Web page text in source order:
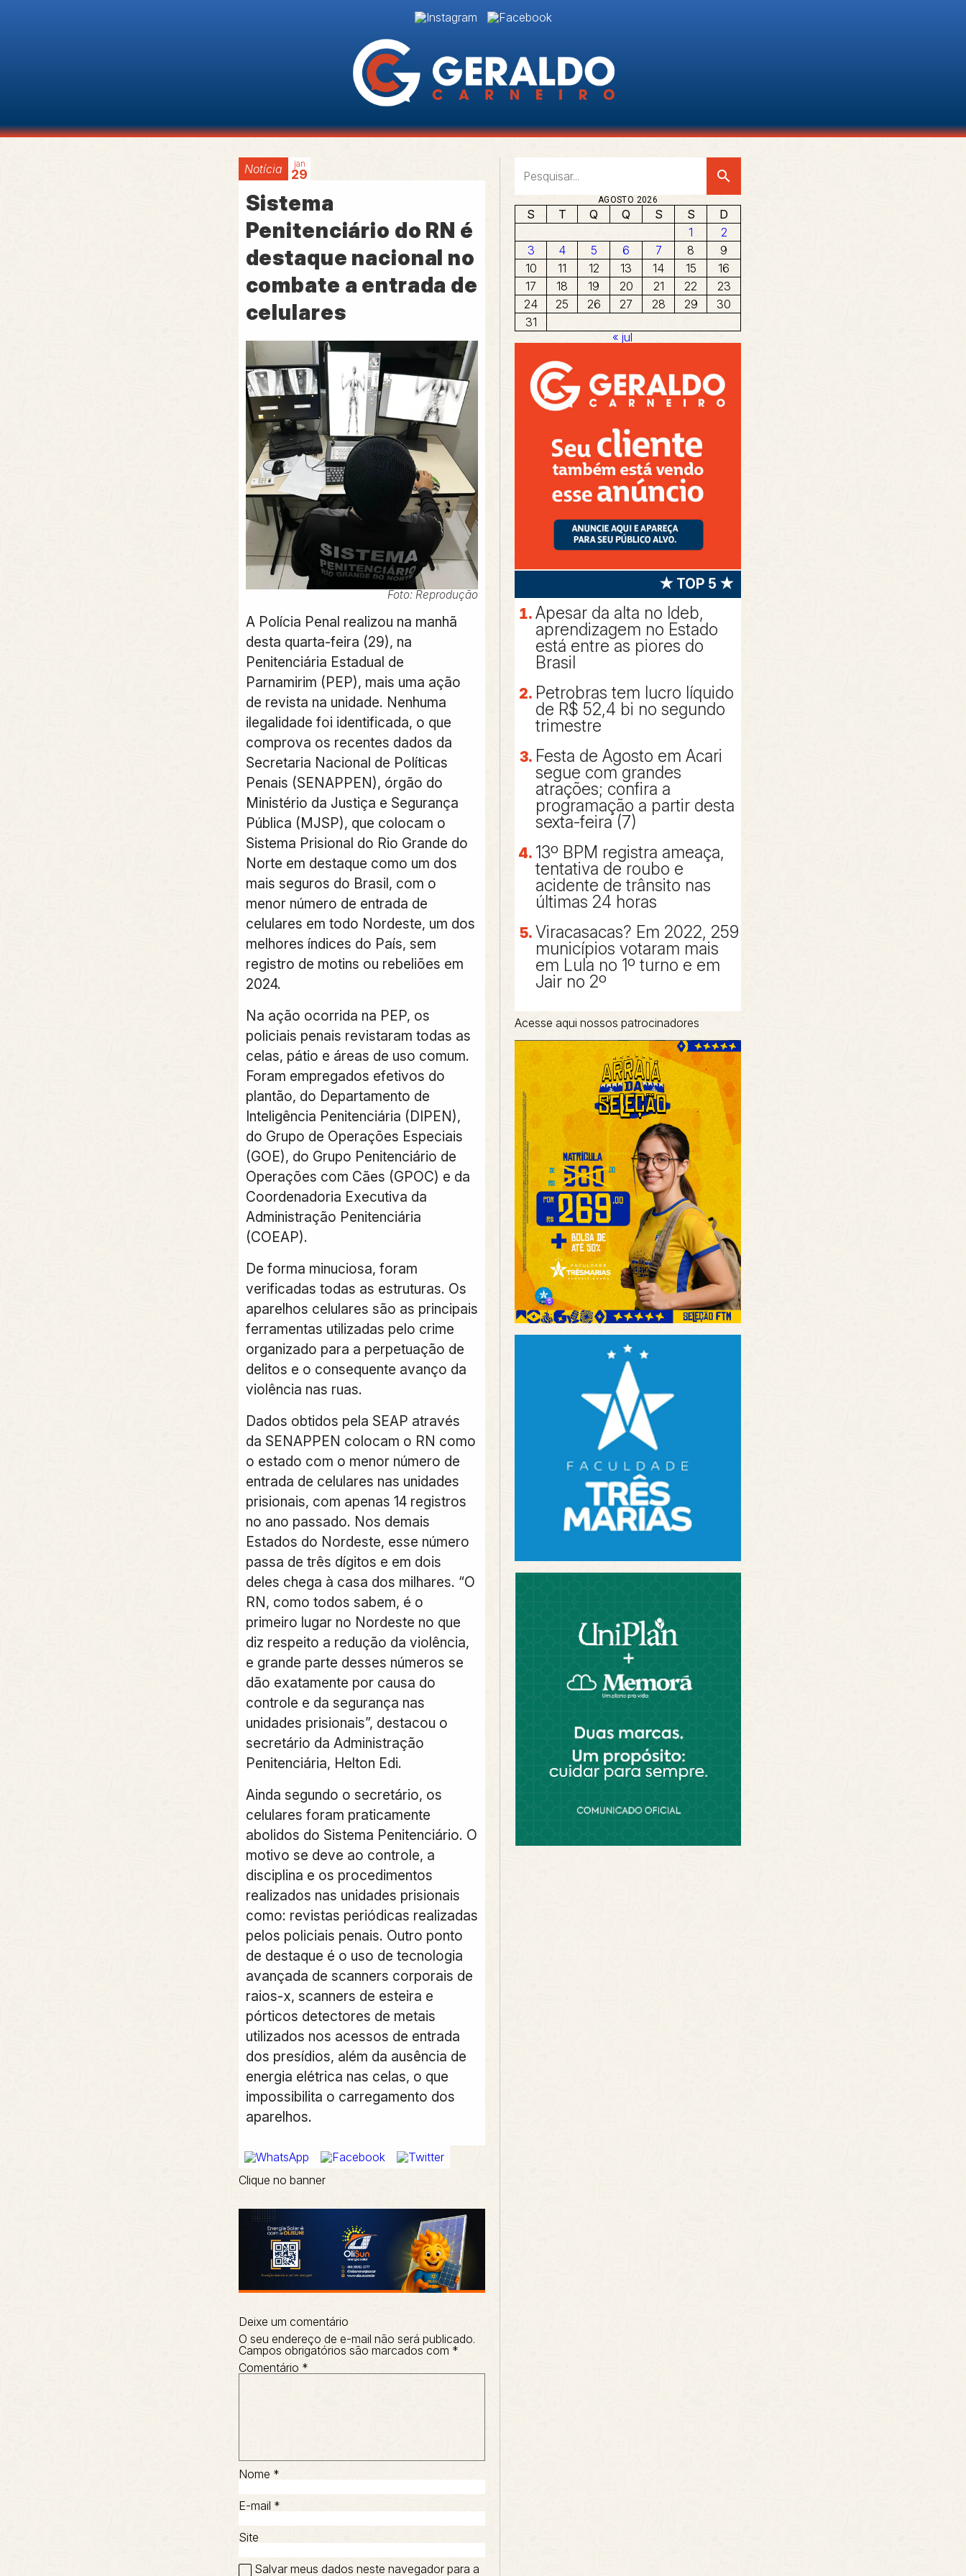
Notícia 29
jan
Sistema
Penitenciário do RN é
destaque nacional no
combate a entrada de
celulares
Foto: Reprodução
A Polícia Penal realizou na manhã
desta quarta-feira (29), na
Penitenciária Estadual de
Parnamirim (PEP), mais uma ação
de revista na unidade. Nenhuma
ilegalidade foi identificada, o que
comprova os recentes dados da
Secretaria Nacional de Políticas
Penais (SENAPPEN), órgão do
Ministério da Justiça e Segurança
Pública (MJSP), que colocam o
Sistema Prisional do Rio Grande do
Norte em destaque como um dos
mais seguros do Brasil, com o
menor número de entrada de
celulares em todo Nordeste, um dos
melhores índices do País, sem
registro de motins ou rebeliões em
2024.
Na ação ocorrida na PEP, os
policiais penais revistaram todas as
celas, pátio e áreas de uso comum.
Foram empregados efetivos do
plantão, do Departamento de
Inteligência Penitenciária (DIPEN),
do Grupo de Operações Especiais
(GOE), do Grupo Penitenciário de
Operações com Cães (GPOC) e da
Coordenadoria Executiva da
Administração Penitenciária
(COEAP).
De forma minuciosa, foram
verificadas todas as estruturas. Os
aparelhos celulares são as principais
ferramentas utilizadas pelo crime
organizado para a perpetuação de
delitos e o consequente avanço da
violência nas ruas.
Dados obtidos pela SEAP através
da SENAPPEN colocam o RN como
o estado com o menor número de
entrada de celulares nas unidades
prisionais, com apenas 14 registros
no ano passado. Nos demais
Estados do Nordeste, esse número
passa de três dígitos e em dois
deles chega à casa dos milhares. “O
RN, como todos sabem, é o
primeiro lugar no Nordeste no que
diz respeito a redução da violência,
e grande parte desses números se
dão exatamente por causa do
controle e da segurança nas
unidades prisionais”, destacou o
secretário da Administração
Penitenciária, Helton Edi.
Ainda segundo o secretário, os
celulares foram praticamente
abolidos do Sistema Penitenciário. O
motivo se deve ao controle, a
disciplina e os procedimentos
realizados nas unidades prisionais
como: revistas periódicas realizadas
pelos policiais penais. Outro ponto
de destaque é o uso de tecnologia
avançada de scanners corporais de
raios-x, scanners de esteira e
pórticos detectores de metais
utilizados nos acessos de entrada
dos presídios, além da ausência de
energia elétrica nas celas, o que
impossibilita o carregamento dos
aparelhos.
Clique no banner
Deixe um comentário
O seu endereço de e-mail não será publicado.
Campos obrigatórios são marcados com *
Comentário *
Nome *
E-mail *
Site
Salvar meus dados neste navegador para a
search
AGOSTO 2026
S T Q Q S S
D
1
2
3
4 5 6 7 8
9
10
11 12 13 14 15
16
17
18 19 20 21 22
23
24
25 26 27 28 29
30
31
« jul
★ TOP 5 ★
Apesar da alta no Ideb,
aprendizagem no Estado
está entre as piores do
Brasil
Petrobras tem lucro líquido
de R$ 52,4 bi no segundo
trimestre
Festa de Agosto em Acari
segue com grandes
atrações; confira a
programação a partir desta
sexta-feira (7)
13º BPM registra ameaça,
tentativa de roubo e
acidente de trânsito nas
últimas 24 horas
Viracasacas? Em 2022, 259
municípios votaram mais
em Lula no 1º turno e em
Jair no 2º
Acesse aqui nossos patrocinadores